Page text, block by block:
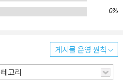
면 이 책은 정치, 경제, 사회, 문화를
을 쉽게 파악할 수 있도록 각 정부마
인과관계에 중점을 두었다. 국민
역사적 사실을 객관적으로 정리하는
양서로 읽을 만한 대한민국사는 찾
0%
게시물 운영 원칙
고리